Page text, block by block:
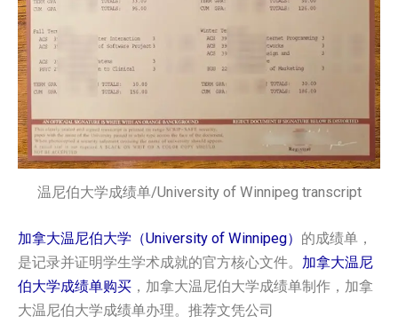
温尼伯大学成绩单/University of Winnipeg transcript
加拿大温尼伯大学（University of Winnipeg） 的成绩单，
是记录并证明学生学术成就的官方核心文件。 加拿大温尼
伯大学成绩单购买 ，加拿大温尼伯大学成绩单制作，加拿
大温尼伯大学成绩单办理。推荐文凭公司